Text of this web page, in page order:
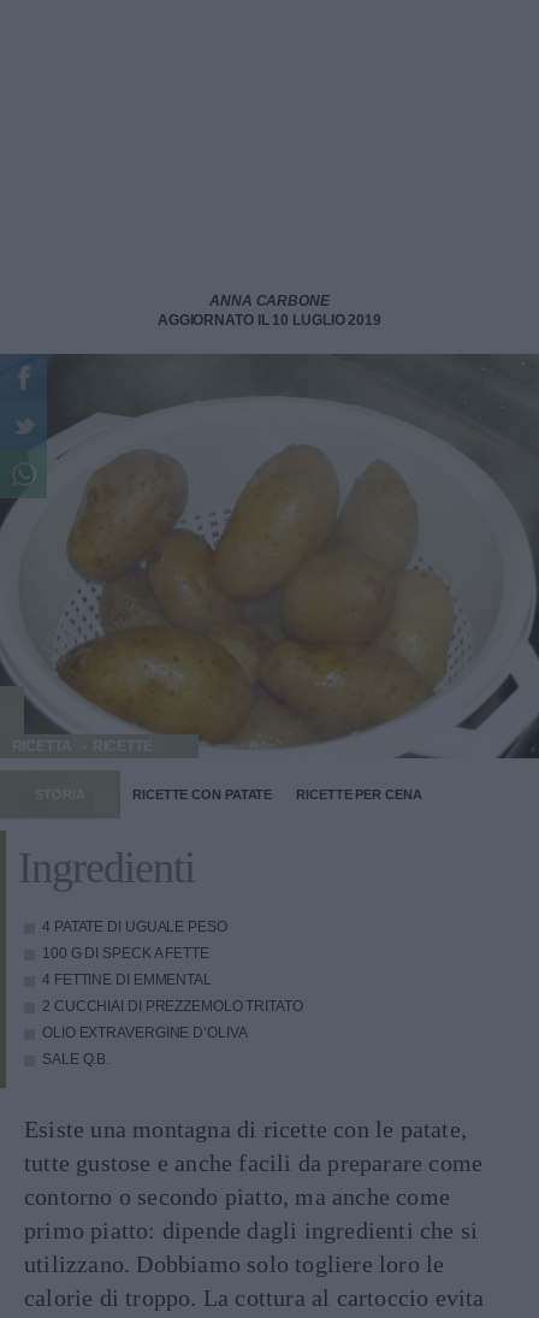
ANNA CARBONE
AGGIORNATO IL 10 LUGLIO 2019
RICETTA
STORIA RICETTE CON PATATE RICETTE PER CENA
Ingredienti
4 PATATE DI UGUALE PESO
100 G DI SPECK A FETTE
4 FETTINE DI EMMENTAL
2 CUCCHIAI DI PREZZEMOLO TRITATO
OLIO EXTRAVERGINE D’OLIVA
SALE Q.B.
Esiste una montagna di ricette con le patate,
tutte gustose e anche facili da preparare come
contorno o secondo piatto, ma anche come
primo piatto: dipende dagli ingredienti che si
utilizzano. Dobbiamo solo togliere loro le
calorie di troppo. La cottura al cartoccio evita